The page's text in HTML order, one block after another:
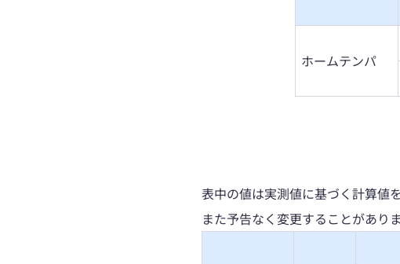
ホームテンパ
表中の値は実測値に基づく計算値
また予告なく変更することがあり